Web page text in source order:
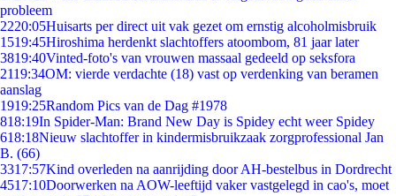
probleem
2220:05Huisarts per direct uit vak gezet om ernstig alcoholmisbruik
1519:45Hiroshima herdenkt slachtoffers atoombom, 81 jaar later
3819:40Vinted-foto's van vrouwen massaal gedeeld op seksfora
2119:34OM: vierde verdachte (18) vast op verdenking van beramen
aanslag
1919:25Random Pics van de Dag #1978
818:19In Spider-Man: Brand New Day is Spidey echt weer Spidey
618:18Nieuw slachtoffer in kindermisbruikzaak zorgprofessional Jan
B. (66)
3317:57Kind overleden na aanrijding door AH-bestelbus in Dordrecht
4517:10Doorwerken na AOW-leeftijd vaker vastgelegd in cao's, moet